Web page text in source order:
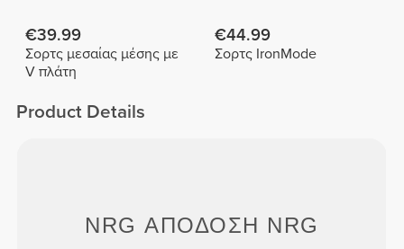
€39.99
Σορτς μεσαίας μέσης με
V πλάτη
€44.99
Σορτς IronMode
Product Details
NRGΑΠΟΔΟΣΗ NRG